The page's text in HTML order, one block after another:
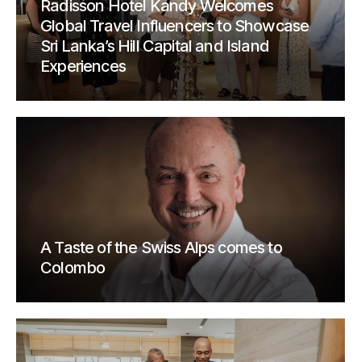
Radisson Hotel Kandy Welcomes
Global Travel Influencers to Showcase
Sri Lanka’s Hill Capital and Island
Experiences
A Taste of the Swiss Alps comes to
Colombo